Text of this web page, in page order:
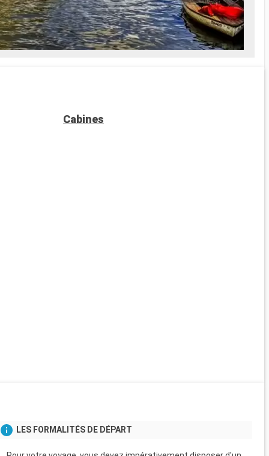
Cabines
LES FORMALITÉS DE DÉPART